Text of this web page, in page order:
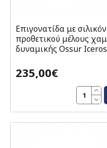
Επιγονατίδα με
προθετικού μέλους
δυναμικής Ossur
235,00€